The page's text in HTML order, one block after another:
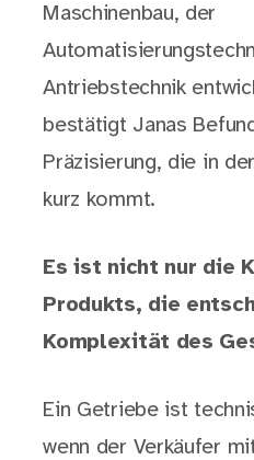
Maschinenbau, der
Antriebstechnik
bestätigt Janas
Präzisierung, die in
kurz kommt.
Es ist nicht nur die
Produkts, die
Komplexität des
Ein Getriebe ist
wenn der Verkäufer